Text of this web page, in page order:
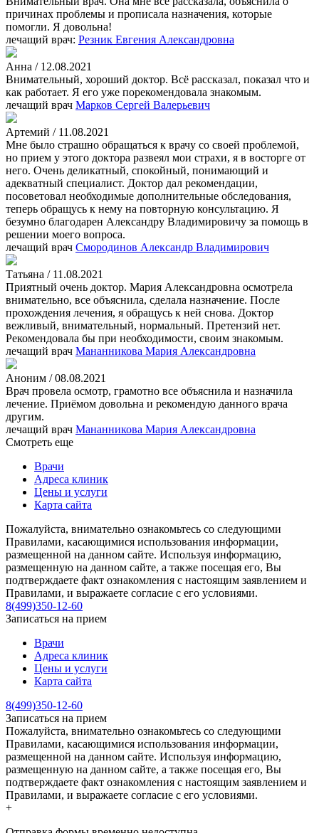
причинах проблемы и прописала назначения, которые
помогли. Я довольна!
лечащий врач: Резник Евгения Александровна
Анна / 12.08.2021
Внимательный, хороший доктор. Всё рассказал, показал что и
как работает. Я его уже порекомендовала знакомым.
лечащий врач Марков Сергей Валерьевич
Артемий / 11.08.2021
Мне было страшно обращаться к врачу со своей проблемой,
но прием у этого доктора развеял мои страхи, я в восторге от
него. Очень деликатный, спокойный, понимающий и
адекватный специалист. Доктор дал рекомендации,
посоветовал необходимые дополнительные обследования,
теперь обращусь к нему на повторную консультацию. Я
безумно благодарен Александру Владимировичу за помощь в
решении моего вопроса.
лечащий врач Смородинов Александр Владимирович
Татьяна / 11.08.2021
Приятный очень доктор. Мария Александровна осмотрела
внимательно, все объяснила, сделала назначение. После
прохождения лечения, я обращусь к ней снова. Доктор
вежливый, внимательный, нормальный. Претензий нет.
Рекомендовала бы при необходимости, своим знакомым.
лечащий врач Мананникова Мария Александровна
Аноним / 08.08.2021
Врач провела осмотр, грамотно все объяснила и назначила
лечение. Приёмом довольна и рекомендую данного врача
другим.
лечащий врач Мананникова Мария Александровна
Смотреть еще
Врачи
Адреса клиник
Цены и услуги
Карта сайта
Пожалуйста, внимательно ознакомьтесь со следующими
Правилами, касающимися использования информации,
размещенной на данном сайте. Используя информацию,
размещенную на данном сайте, а также посещая его, Вы
подтверждаете факт ознакомления с настоящим заявлением и
Правилами, и выражаете согласие с его условиями.
8(499)350-12-60
Записаться на прием
Врачи
Адреса клиник
Цены и услуги
Карта сайта
8(499)350-12-60
Записаться на прием
Пожалуйста, внимательно ознакомьтесь со следующими
Правилами, касающимися использования информации,
размещенной на данном сайте. Используя информацию,
размещенную на данном сайте, а также посещая его, Вы
подтверждаете факт ознакомления с настоящим заявлением и
Правилами, и выражаете согласие с его условиями.
+